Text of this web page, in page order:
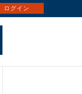
ログイン